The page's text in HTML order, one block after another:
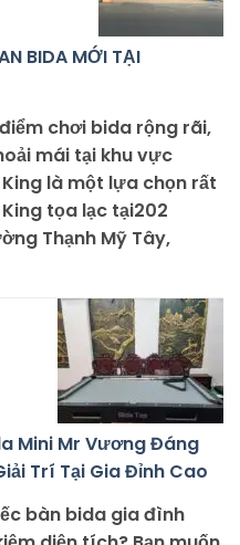
BIDA MỚI TẠI
chơi bida rộng rãi,
mái tại khu vực
là một lựa chọn rất
tọa lạc tại202
Thạnh Mỹ Tây,
Mini Mr Vương Đáng
Trí Tại Gia Đỉnh Cao
bàn bida gia đình